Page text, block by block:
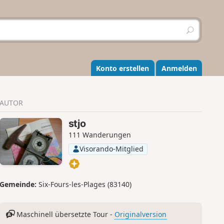
S
u
h
e
n
Konto erstellen Anmelden
AUTOR
stjo
111 Wanderungen
Visorando-Mitglied
Gemeinde: Six-Fours-les-Plages (83140)
Maschinell übersetzte Tour - Originalversion